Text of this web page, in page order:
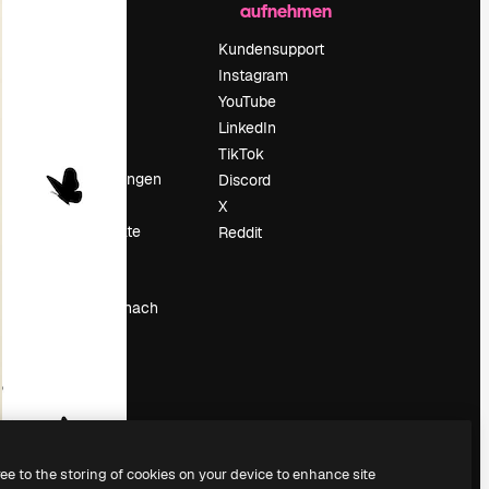
Veranstaltungen
Slidesgo
Deine Inhalte
Suchst du nach
aufnehmen
Kundensupport
Instagram
YouTube
LinkedIn
TikTok
Discord
X
Reddit
to the storing of cookies on your device to enhance site